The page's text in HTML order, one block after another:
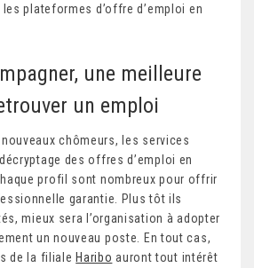
plateformes d’offre d’emploi en
une meilleure
un emploi
chômeurs, les services
des offres d’emploi en
profil sont nombreux pour offrir
garantie. Plus tôt ils
mieux sera l’organisation à adopter
un nouveau poste. En tout cas,
de la filialeHaribo auront tout intérêt